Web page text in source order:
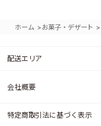
ホーム >お菓子・デザート >
配送エリア
会社概要
特定商取引法に基づく表示